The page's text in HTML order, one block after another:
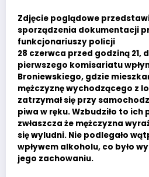
Zdjęcie poglądowe
sporządzenia dokumentacji
funkcjonariuszy policji
28 czerwca przed godziną 21,
pierwszego komisariatu
Broniewskiego, gdzie
mężczyznę wychodzącego z
zatrzymał się przy
piwa w ręku. Wzbudziło to ich
zwłaszcza że mężczyzna
się wyludni. Nie podlegało
wpływem alkoholu, co było
jego zachowaniu.